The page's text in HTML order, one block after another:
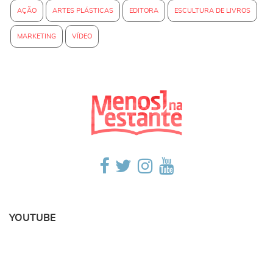
AÇÃO ARTES PLÁSTICAS EDITORA ESCULTURA DE LIVROS
MARKETING VÍDEO
YOUTUBE